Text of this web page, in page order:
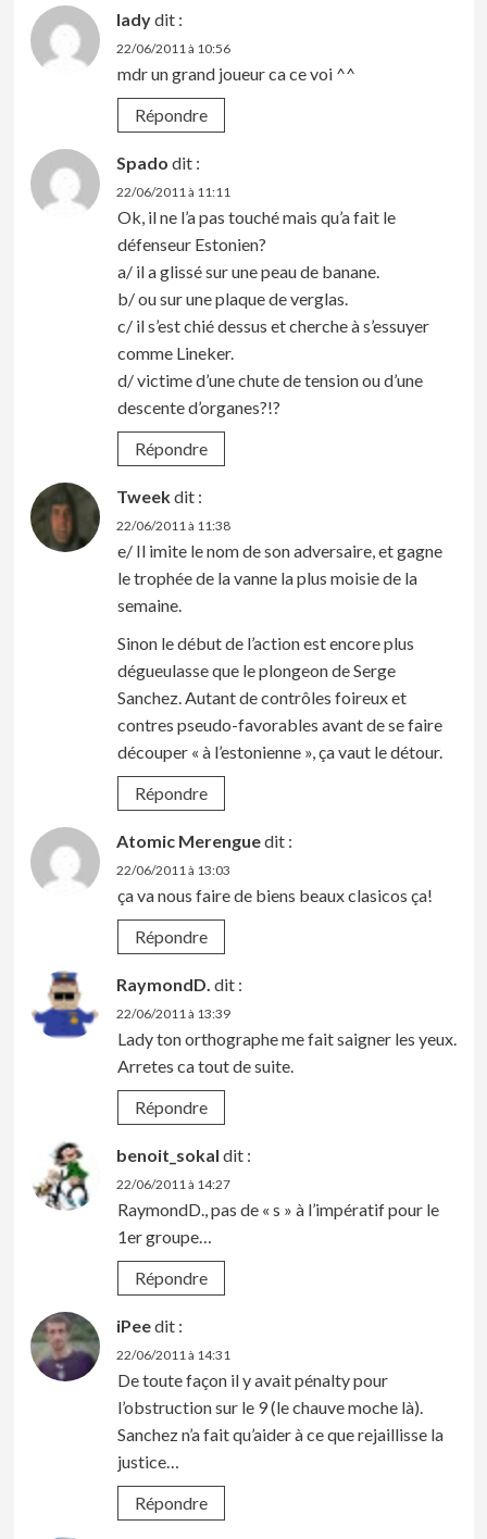
ladydit :
22/06/2011 à 10:56
mdr un grand joueur ca ce voi ^^
Répondre
Spado dit :
22/06/2011 à 11:11
Ok, il ne l’a pas touché mais qu’a fait le
défenseur Estonien?
a/ il a glissé sur une peau de banane.
b/ ou sur une plaque de verglas.
c/ il s’est chié dessus et cherche à s’essuyer
comme Lineker.
d/ victime d’une chute de tension ou d’une
descente d’organes?!?
Répondre
Tweekdit :
22/06/2011 à 11:38
e/ Il imite le nom de son adversaire, et gagne
le trophée de la vanne la plus moisie de la
semaine.
Sinon le début de l’action est encore plus
dégueulasse que le plongeon de Serge
Sanchez. Autant de contrôles foireux et
contres pseudo-favorables avant de se faire
découper « à l’estonienne », ça vaut le détour.
Répondre
Atomic Merenguedit :
22/06/2011 à 13:03
ça va nous faire de biens beaux clasicos ça!
Répondre
RaymondD. dit :
22/06/2011 à 13:39
Lady ton orthographe me fait saigner les yeux.
Arretes ca tout de suite.
Répondre
benoit_sokal dit :
22/06/2011 à 14:27
RaymondD., pas de « s » à l’impératif pour le
1er groupe…
Répondre
iPeedit :
22/06/2011 à 14:31
De toute façon il y avait pénalty pour
l’obstruction sur le 9 (le chauve moche là).
Sanchez n’a fait qu’aider à ce que rejaillisse la
justice…
Répondre